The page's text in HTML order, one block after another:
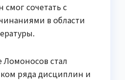
смог сочетать с
в области
Ломоносов стал
ряда дисциплин и